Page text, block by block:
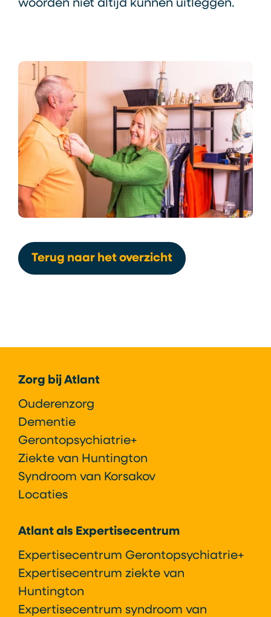
woorden niet altijd kunnen uitleggen.
Terug naar het overzicht
Zorg bij Atlant
Ouderenzorg
Dementie
Gerontopsychiatrie+
Ziekte van Huntington
Syndroom van Korsakov
Locaties
Atlant als Expertisecentrum
Expertisecentrum Gerontopsychiatrie+
Expertisecentrum ziekte van
Huntington
Expertisecentrum syndroom van